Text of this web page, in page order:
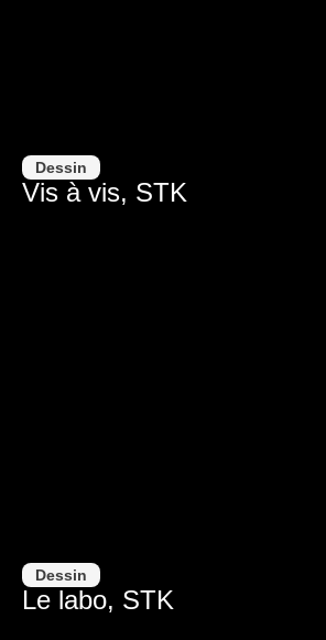
Dessin
Vis à vis, STK
Dessin
Le labo, STK